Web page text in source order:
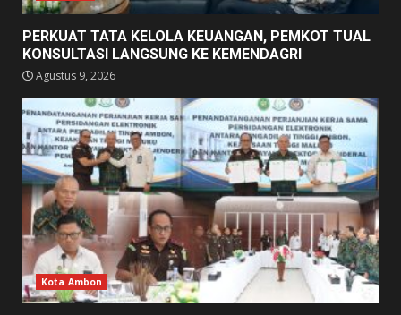
PERKUAT TATA KELOLA KEUANGAN, PEMKOT TUAL
KONSULTASI LANGSUNG KE KEMENDAGRI
Agustus 9, 2026
Kota Ambon